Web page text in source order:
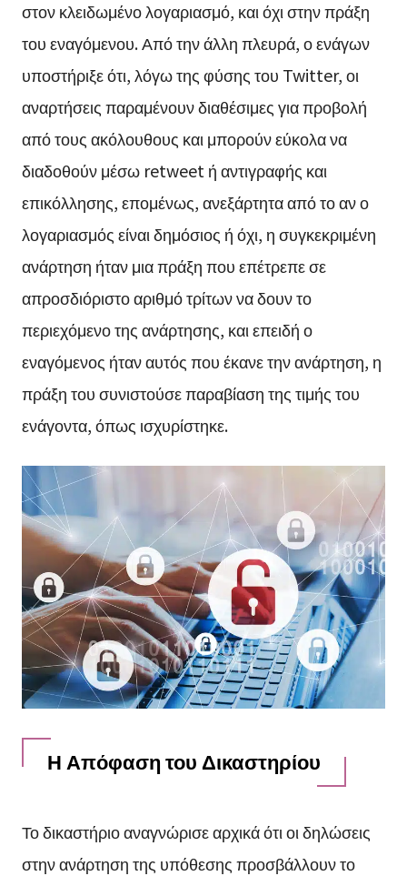
στον κλειδωμένο λογαριασμό, και όχι στην πράξη
του εναγόμενου. Από την άλλη πλευρά, ο ενάγων
υποστήριξε ότι, λόγω της φύσης του Twitter, οι
αναρτήσεις παραμένουν διαθέσιμες για προβολή
από τους ακόλουθους και μπορούν εύκολα να
διαδοθούν μέσω retweet ή αντιγραφής και
επικόλλησης, επομένως, ανεξάρτητα από το αν ο
λογαριασμός είναι δημόσιος ή όχι, η συγκεκριμένη
ανάρτηση ήταν μια πράξη που επέτρεπε σε
απροσδιόριστο αριθμό τρίτων να δουν το
περιεχόμενο της ανάρτησης, και επειδή ο
εναγόμενος ήταν αυτός που έκανε την ανάρτηση, η
πράξη του συνιστούσε παραβίαση της τιμής του
ενάγοντα, όπως ισχυρίστηκε.
Η Απόφαση του Δικαστηρίου
Το δικαστήριο αναγνώρισε αρχικά ότι οι δηλώσεις
στην ανάρτηση της υπόθεσης προσβάλλουν το